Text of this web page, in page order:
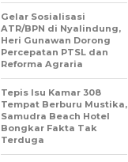
Gelar Sosialisasi
ATR/BPN di Nyalindung,
Heri Gunawan Dorong
Percepatan PTSL dan
Reforma Agraria
Tepis Isu Kamar 308
Tempat Berburu Mustika,
Samudra Beach Hotel
Bongkar Fakta Tak
Terduga